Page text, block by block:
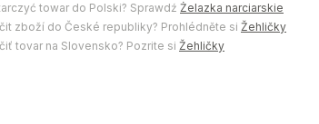
towar do Polski? Sprawdź Żelazka narciarskie
zboží do České republiky? Prohlédněte si Žehličky
tovar na Slovensko? Pozrite si Žehličky